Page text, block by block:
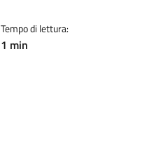
Tempo di lettura:
1 min